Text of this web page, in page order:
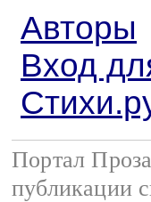
Авторы
Вход
Портал
публикации